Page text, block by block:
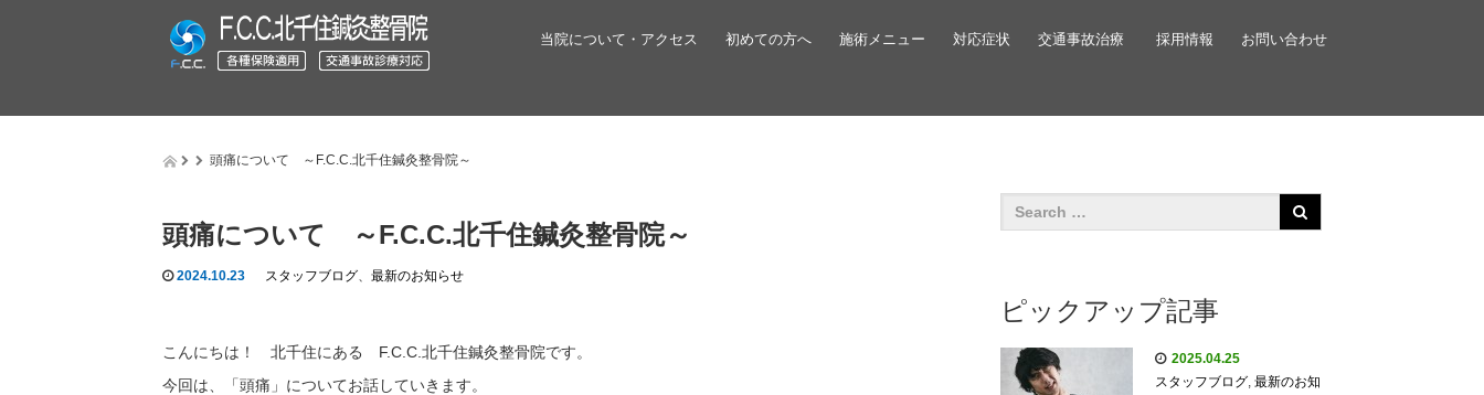
当院について・アクセス 初めての方へ 施術メニュー 対応症状 交通事故治療 採用情報 お問い合わせ
頭痛について ～F.C.C.北千住鍼灸整骨院～
頭痛について ～F.C.C.北千住鍼灸整骨院～
2024.10.23 スタッフブログ、 最新のお知らせ
こんにちは！ 北千住にある F.C.C.北千住鍼灸整骨院です。
今回は、「頭痛」についてお話していきます。
ピックアップ記事
2025.04.25
スタッフブログ, 最新のお知